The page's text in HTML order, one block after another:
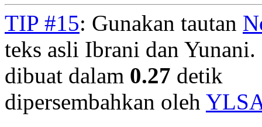
TIP #15: Gunakan tautan
teks asli Ibrani dan
dibuat dalam 0.27 detik
dipersembahkan oleh